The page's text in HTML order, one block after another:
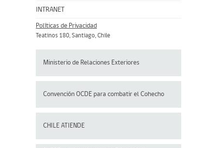
INTRANET
Políticas de Privacidad
Teatinos 180, Santiago, Chile
Ministerio de Relaciones Exteriores
Convención OCDE para combatir el Cohecho
CHILE ATIENDE